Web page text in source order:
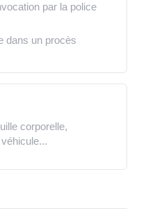
par la police
dans un procès
corporelle,